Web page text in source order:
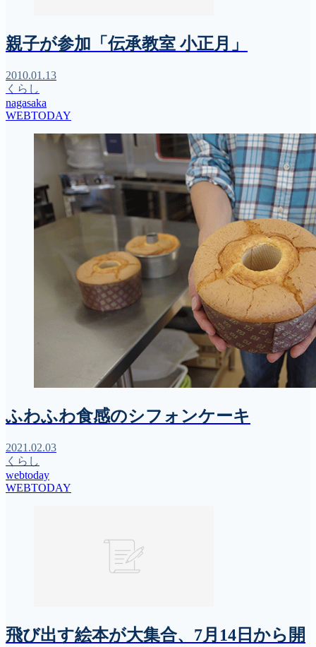
親子が参加「伝承教室 小正月」
2010.01.13
くらし
nagasaka
WEBTODAY
ふわふわ食感のシフォンケーキ
2021.02.03
くらし
webtoday
WEBTODAY
飛び出す絵本が大集合、7月14日から開